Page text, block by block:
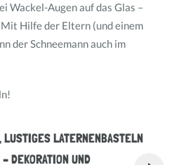
Wackel-Augen auf das Glas –
Hilfe der Eltern (und einem
der Schneemann auch im
LATERNENBASTELN
DEKORATION UND